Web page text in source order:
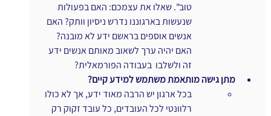
טוב". שאלו את עצמכם: האם בפעולות
שנעשות בארגוננו נדרש ניסיון וותק? האם
אנשים אוספים בראשם ידע לא מובנה?
האם יהיה ערך לשאוב מאותם אנשים ידע
זה ולשלבו  בעבודה הפורמאלית?
מתן גישה מותאמת משתמש למידע קיים?
בכל ארגון יש הרבה מאוד ידע, אך לא כולו
רלוונטי לכל העובדים, כל עובד זקוק רק